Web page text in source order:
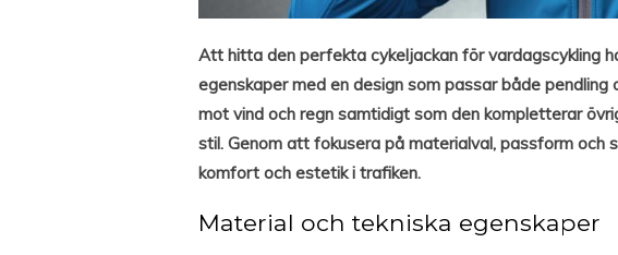
Att hitta den perfekta cykeljackan för vardagscykling
egenskaper med en design som passar både pendling
mot vind och regn samtidigt som den kompletterar
stil. Genom att fokusera på materialval, passform och
komfort och estetik i trafiken.
Material och tekniska egenskaper